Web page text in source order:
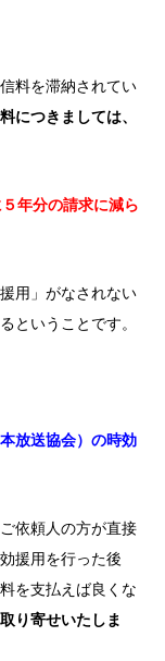
料を滞納されてい
につきましては、
年分の請求に減ら
用」がなされない
ということです。
放送協会）の時効
依頼人の方が直接
援用を行った後
を支払えば良くな
り寄せいたしま